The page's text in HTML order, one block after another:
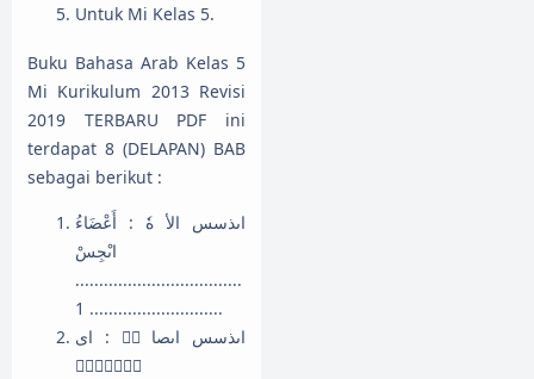
Untuk Mi Kelas 5.
Buku Bahasa Arab Kelas 5
Mi Kurikulum 2013 Revisi
2019 TERBARU PDF ini
terdapat 8 (DELAPAN) BAB
sebagai berikut :
اىذسس الأ هٗ : أَعْضَاءُ
اىْجِسْ
...................................
............................ 1
اىذسس اىصا ّٜ : اى
حََِْْٖ